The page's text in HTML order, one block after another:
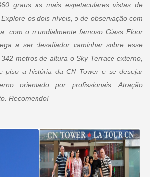
graus as mais espetaculares vistas de
os dois níveis, o de observação com
com o mundialmente famoso Glass Floor
a ser desafiador caminhar sobre esse
metros de altura o Sky Terrace externo,
piso a história da CN Tower e se desejar
orientado por profissionais. Atração
Recomendo!